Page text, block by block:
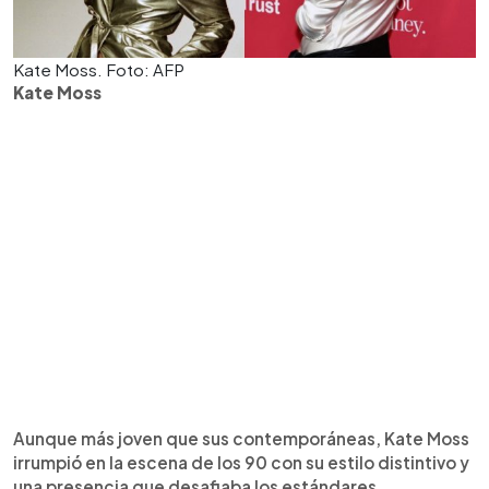
Kate Moss. Foto: AFP
Kate Moss
Aunque más joven que sus contemporáneas, Kate Moss
irrumpió en la escena de los 90 con su estilo distintivo y